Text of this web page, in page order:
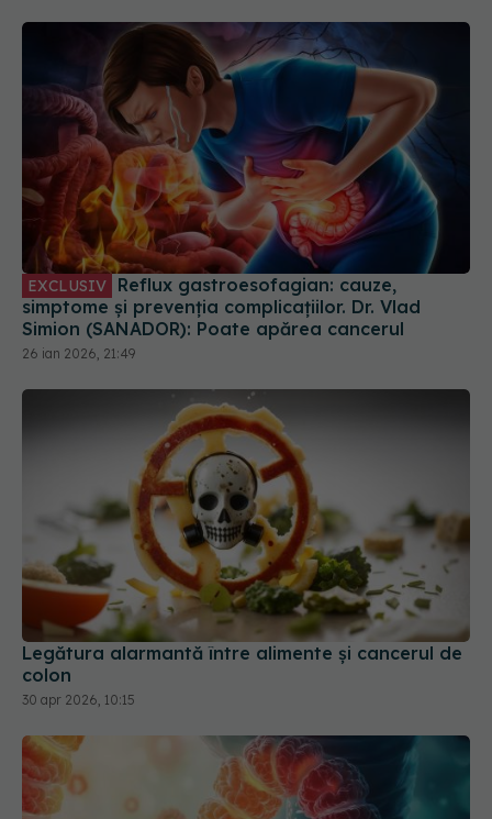
EXCLUSIV
simptome și prevenția complicațiilor. Dr. Vlad
Simion (SANADOR): Poate apărea cancerul
26 ian 2026, 21:49
Legătura alarmantă între alimente și cancerul de
colon
30 apr 2026, 10:15